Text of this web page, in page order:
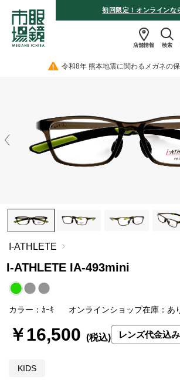
初回限定！オンラインな
店舗情報 検索
令和8年 熊本地震に関わるメガネの
I-ATHLETE
I-ATHLETE IA-493mini
KIDS
カラー：ｶｰｷ オンラインショップ在庫：あ
￥16,500 レンズ代金込み